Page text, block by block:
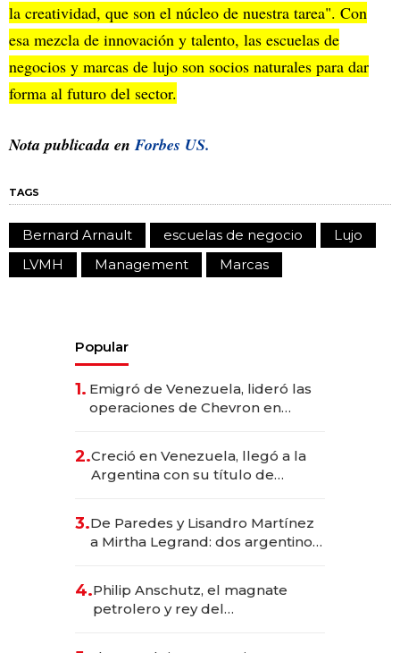
la creatividad, que son el núcleo de nuestra tarea". Con
esa mezcla de innovación y talento, las escuelas de
negocios y marcas de lujo son socios naturales para dar
forma al futuro del sector.
Nota publicada enForbes US.
TAGS
Bernard Arnault escuelas de negocio
Lujo
LVMH
Management Marcas
Popular
1. Emigró de Venezuela, lideró las
operaciones de Chevron en
2.Creció en Venezuela, llegó a la
Argentina con su título de
las marcas "fast premium"
3.De Paredes y Lisandro Martínez
a Mirtha Legrand: dos argentinos
4.Philip Anschutz, el magnate
petrolero y rey del